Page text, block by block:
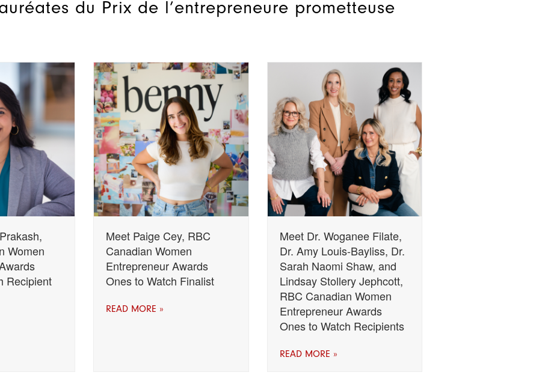
du Prix de l’entrepreneure prometteuse
Women
Recipient
Meet Paige Cey, RBC
Canadian Women
Entrepreneur Awards
Ones to Watch Finalist
READ MORE »
Meet Dr. Woganee Filate,
Dr. Amy Louis-Bayliss, Dr.
Sarah Naomi Shaw, and
Lindsay Stollery Jephcott,
RBC Canadian Women
Entrepreneur Awards
Ones to Watch Recipients
READ MORE »